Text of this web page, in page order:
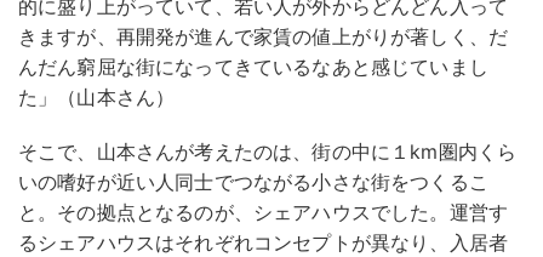
的に盛り上がっていて、若い人が外からどんどん入って
きますが、再開発が進んで家賃の値上がりが著しく、だ
んだん窮屈な街になってきているなあと感じていまし
た」（山本さん）
そこで、山本さんが考えたのは、街の中に１km圏内くら
いの嗜好が近い人同士でつながる小さな街をつくるこ
と。その拠点となるのが、シェアハウスでした。運営す
るシェアハウスはそれぞれコンセプトが異なり、入居者